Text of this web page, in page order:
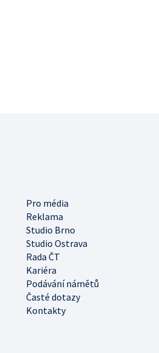
Pro média
Reklama
Studio Brno
Studio Ostrava
Rada ČT
Kariéra
Podávání námětů
Časté dotazy
Kontakty